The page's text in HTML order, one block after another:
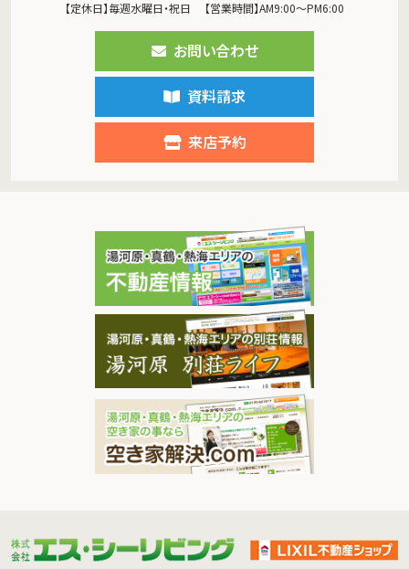
【定休日】毎週水曜日・祝日 【営業時間】AM9:00～PM6:00
お問い合わせ
資料請求
来店予約